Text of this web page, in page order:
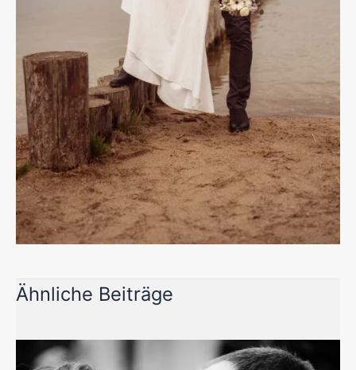
Ähnliche Beiträge